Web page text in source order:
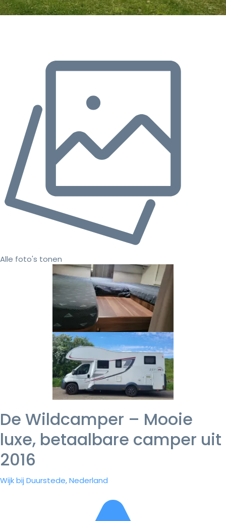
Alle foto's tonen
De Wildcamper – Mooie
luxe, betaalbare camper uit
2016
Wijk bij Duurstede, Nederland